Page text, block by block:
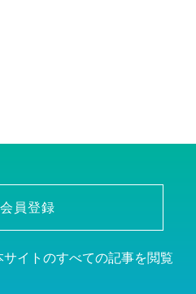
員登録
イトのすべての記事を閲覧